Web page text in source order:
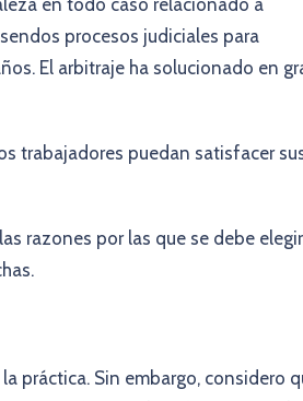
en todo caso relacionado a
procesos judiciales para
El arbitraje ha solucionado en
trabajadores puedan satisfacer
razones por las que se debe
práctica. Sin embargo, considero